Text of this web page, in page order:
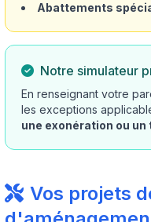
Abattements
Notre simulateur
En renseignant votre
les exceptions
une exonération ou un
Vos projets